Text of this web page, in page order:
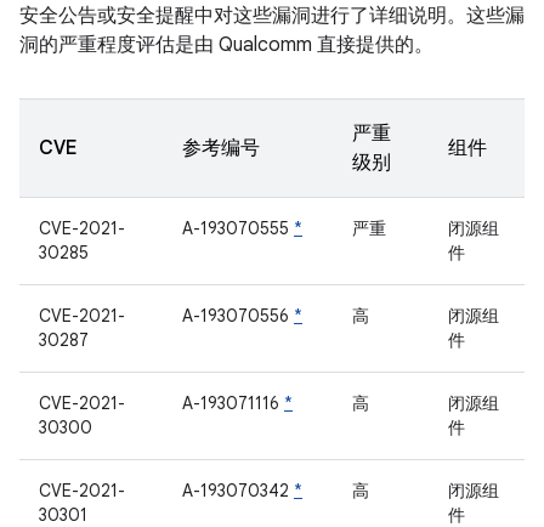
安全公告或安全提醒中对这些漏洞进行了详细说明。这些漏
洞的严重程度评估是由 Qualcomm 直接提供的。
CVE 参考编号
严重
级别
组件
CVE-2021-
30285
A-193070555 * 严重
闭源组
件
CVE-2021-
30287
A-193070556 * 高
闭源组
件
CVE-2021-
30300
A-193071116 * 高
闭源组
件
CVE-2021-
30301
A-193070342 * 高
闭源组
件